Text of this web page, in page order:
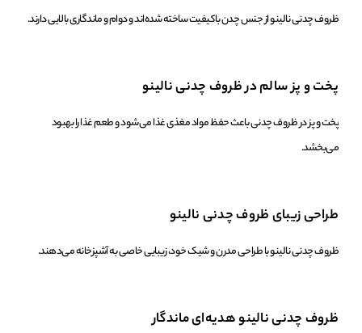
ظروف چدنی نالینو از جنس چدن باکیفیت ساخته شده‌اند و دوام و ماندگاری بالایی دارند.
پخت و پز سالم در ظروف چدنی نالینو
پخت و پز در ظروف چدنی باعث حفظ مواد مغذی غذا می‌شود و طعم غذا را بهبود
می‌بخشد.
طراحی زیبای ظروف چدنی نالینو
ظروف چدنی نالینو با طراحی مدرن و شیک خود، زیبایی خاصی به آشپزخانه می‌دهند.
ظروف چدنی نالینو هدیه‌ای ماندگار